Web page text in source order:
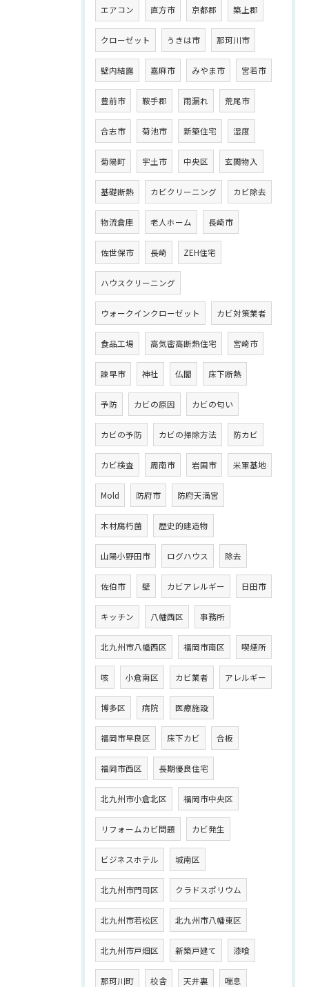
エアコン 直方市 京都郡 築上郡
クローゼット うきは市 那珂川市
壁内結露 嘉麻市 みやま市 宮若市
豊前市 鞍手郡 雨漏れ 荒尾市
合志市 菊池市 新築住宅 湿度
菊陽町 宇土市 中央区 玄関物入
基礎断熱 カビクリーニング カビ除去
物流倉庫 老人ホーム 長崎市
佐世保市 長崎 ZEH住宅
ハウスクリーニング
ウォークインクローゼット カビ対策業者
食品工場 高気密高断熱住宅 宮崎市
諫早市 神社 仏閣 床下断熱
予防 カビの原因 カビの匂い
カビの予防 カビの掃除方法 防カビ
カビ検査 周南市 岩国市 米軍基地
Mold 防府市 防府天満宮
木材腐朽菌 歴史的建造物
山陽小野田市 ログハウス 除去
佐伯市 壁 カビアレルギー 日田市
キッチン 八幡西区 事務所
北九州市八幡西区 福岡市南区 喫煙所
咳 小倉南区 カビ業者 アレルギー
博多区 病院 医療施設
福岡市早良区 床下カビ 合板
福岡市西区 長期優良住宅
北九州市小倉北区 福岡市中央区
リフォームカビ問題 カビ発生
ビジネスホテル 城南区
北九州市門司区 クラドスポリウム
北九州市若松区 北九州市八幡東区
北九州市戸畑区 新築戸建て 漆喰
那珂川町 校舎 天井裏 喘息